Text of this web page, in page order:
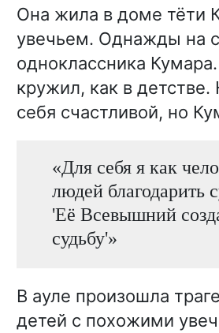
Она жила в доме тёти
увечьем. Однажды на
одноклассника
кружил, как в
себя счастливой, но
«Для себя я как
людей благодарить
'Её Всевышний
судьбу'»
В ауле произошла
детей с похожими